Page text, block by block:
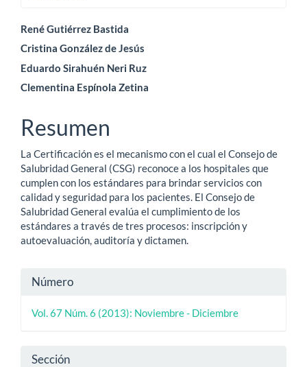
Contenido
principal
del
René Gutiérrez Bastida
Cristina González de Jesús
Eduardo Sirahuén Neri Ruz
Clementina Espínola Zetina
Resumen
La Certificación es el mecanismo con el cual el Consejo de
Salubridad General (CSG) reconoce a los hospitales que
cumplen con los estándares para brindar servicios con
calidad y seguridad para los pacientes. El Consejo de
Salubridad General evalúa el cumplimiento de los
estándares a través de tres procesos: inscripción y
autoevaluación, auditoría y dictamen.
Detalles
del
Número
Vol. 67 Núm. 6 (2013): Noviembre - Diciembre
Sección